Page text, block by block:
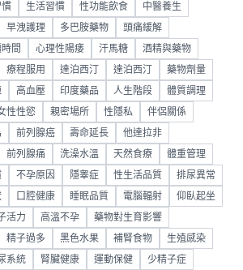
慣 生活習慣 性功能飲食 中醫養生
早洩護理 多巴胺藥物 頭痛緩解
間 心理性陽痿 汗馬糖 酒精與藥物
療程服用 達泊西汀 達泊西汀 藥物劑量
高血壓 印度藥品 人生階段 體質調理
性性慾 親密場所 性隱私 伴侶關係
前列腺癌 壽命延長 他達拉非
前列腺痛 洗澡水溫 天然食療 體重管理
不孕原因 隱睾症 性生活品質 排尿異常
口腔健康 睡眠品質 電腦輻射 仰臥起坐
活力 高溫不孕 藥物對生育影響
精子過多 黑色水果 補腎食物 生殖感染
系統 腎臟健康 運動保健 少精子症